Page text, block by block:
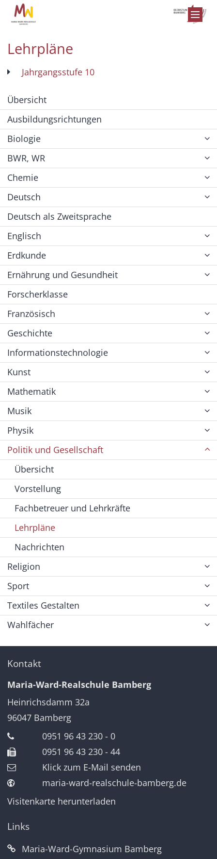
Zum Inhalt springen
Lehrpläne
Jahrgangsstufe 10
Übersicht
Ausbildungsrichtungen
Biologie
BWR, WR
Chemie
Deutsch
Deutsch als Zweitsprache
Englisch
Erdkunde
Ernährung und Gesundheit
Forscherklasse
Französisch
Geschichte
Informationstechnologie
Kunst
Mathematik
Musik
Physik
Politik und Gesellschaft
Übersicht
Vorstellung
Fachbetreuer und Lehrkräfte
Lehrpläne
Nachrichten
Religion
Sport
Textiles Gestalten
Wahlfächer
Kontakt
Maria-Ward-Realschule Bamberg
Heinrichsdamm 32a
96047 Bamberg
0951 96 43 230 - 0
0951 96 43 230 - 44
Klick zum E-Mail senden
maria-ward-realschule-bamberg.de
Visitenkarte herunterladen
Links
Maria-Ward-Gymnasium Bamberg